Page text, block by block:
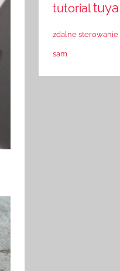
tutorialtuya
zdalne sterowanie
sam